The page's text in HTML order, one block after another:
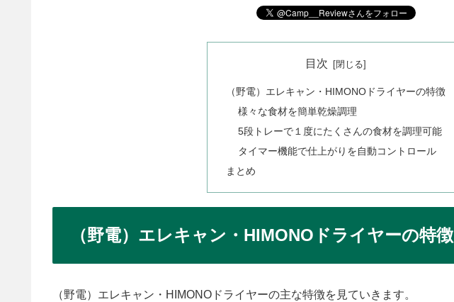
目次
（野電）エレキャン・HIMONOドライヤーの特徴
様々な食材を簡単乾燥調理
5段トレーで１度にたくさんの食材を調理可能
タイマー機能で仕上がりを自動コントロール
まとめ
（野電）エレキャン・HIMONOドライヤーの特徴
（野電）エレキャン・HIMONOドライヤーの主な特徴を見ていきます。